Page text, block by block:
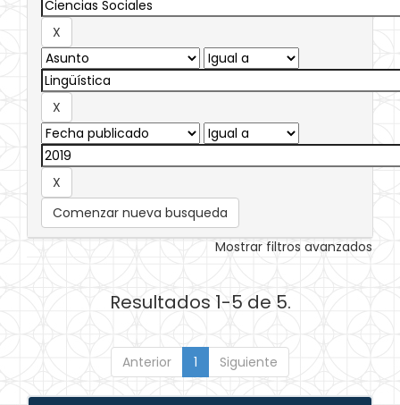
Comenzar nueva busqueda
Mostrar filtros avanzados
Resultados 1-5 de 5.
Anterior 1 Siguiente